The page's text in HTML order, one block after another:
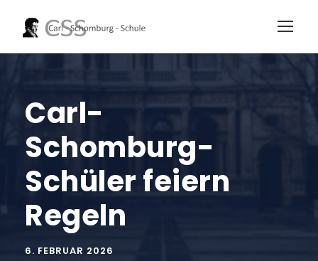
Carl-
Schomburg-
Schüler feiern
Regeln
6. FEBRUAR 2026